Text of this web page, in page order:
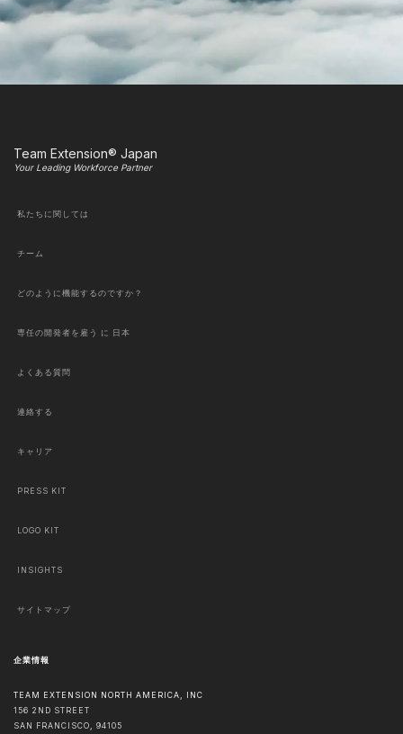
Team Extension® Japan
Your Leading Workforce Partner
私たちに関しては
チーム
どのように機能するのですか？
専任の開発者を雇う に 日本
よくある質問
連絡する
キャリア
PRESS KIT
LOGO KIT
INSIGHTS
サイトマップ
企業情報
TEAM EXTENSION NORTH AMERICA, INC
156 2ND STREET
SAN FRANCISCO, 94105